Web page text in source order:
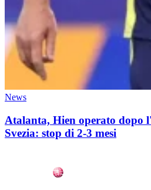
News
Atalanta, Hien operato dopo
Svezia: stop di 2-3 mesi